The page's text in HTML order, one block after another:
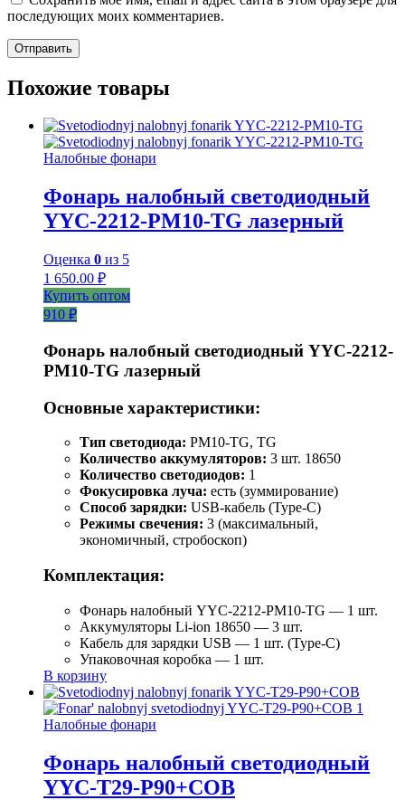
последующих моих комментариев.
Похожие товары
Налобные фонари
Фонарь налобный светодиодный
YYC-2212-PM10-TG лазерный
Оценка 0 из 5
1 650.00 ₽
Купить оптом
910 ₽
Фонарь налобный светодиодный YYC-2212-
PM10-TG лазерный
Основные характеристики:
Тип светодиода: PM10-TG, TG
Количество аккумуляторов: 3 шт. 18650
Количество светодиодов: 1
Фокусировка луча: есть (зуммирование)
Способ зарядки: USB-кабель (Type-C)
Режимы свечения: 3 (максимальный,
экономичный, стробоскоп)
Комплектация:
Фонарь налобный YYC-2212-PM10-TG — 1 шт.
Аккумуляторы Li-ion 18650 — 3 шт.
Кабель для зарядки USB — 1 шт. (Type-C)
Упаковочная коробка — 1 шт.
В корзину
Налобные фонари
Фонарь налобный светодиодный
YYC-T29-P90+COB